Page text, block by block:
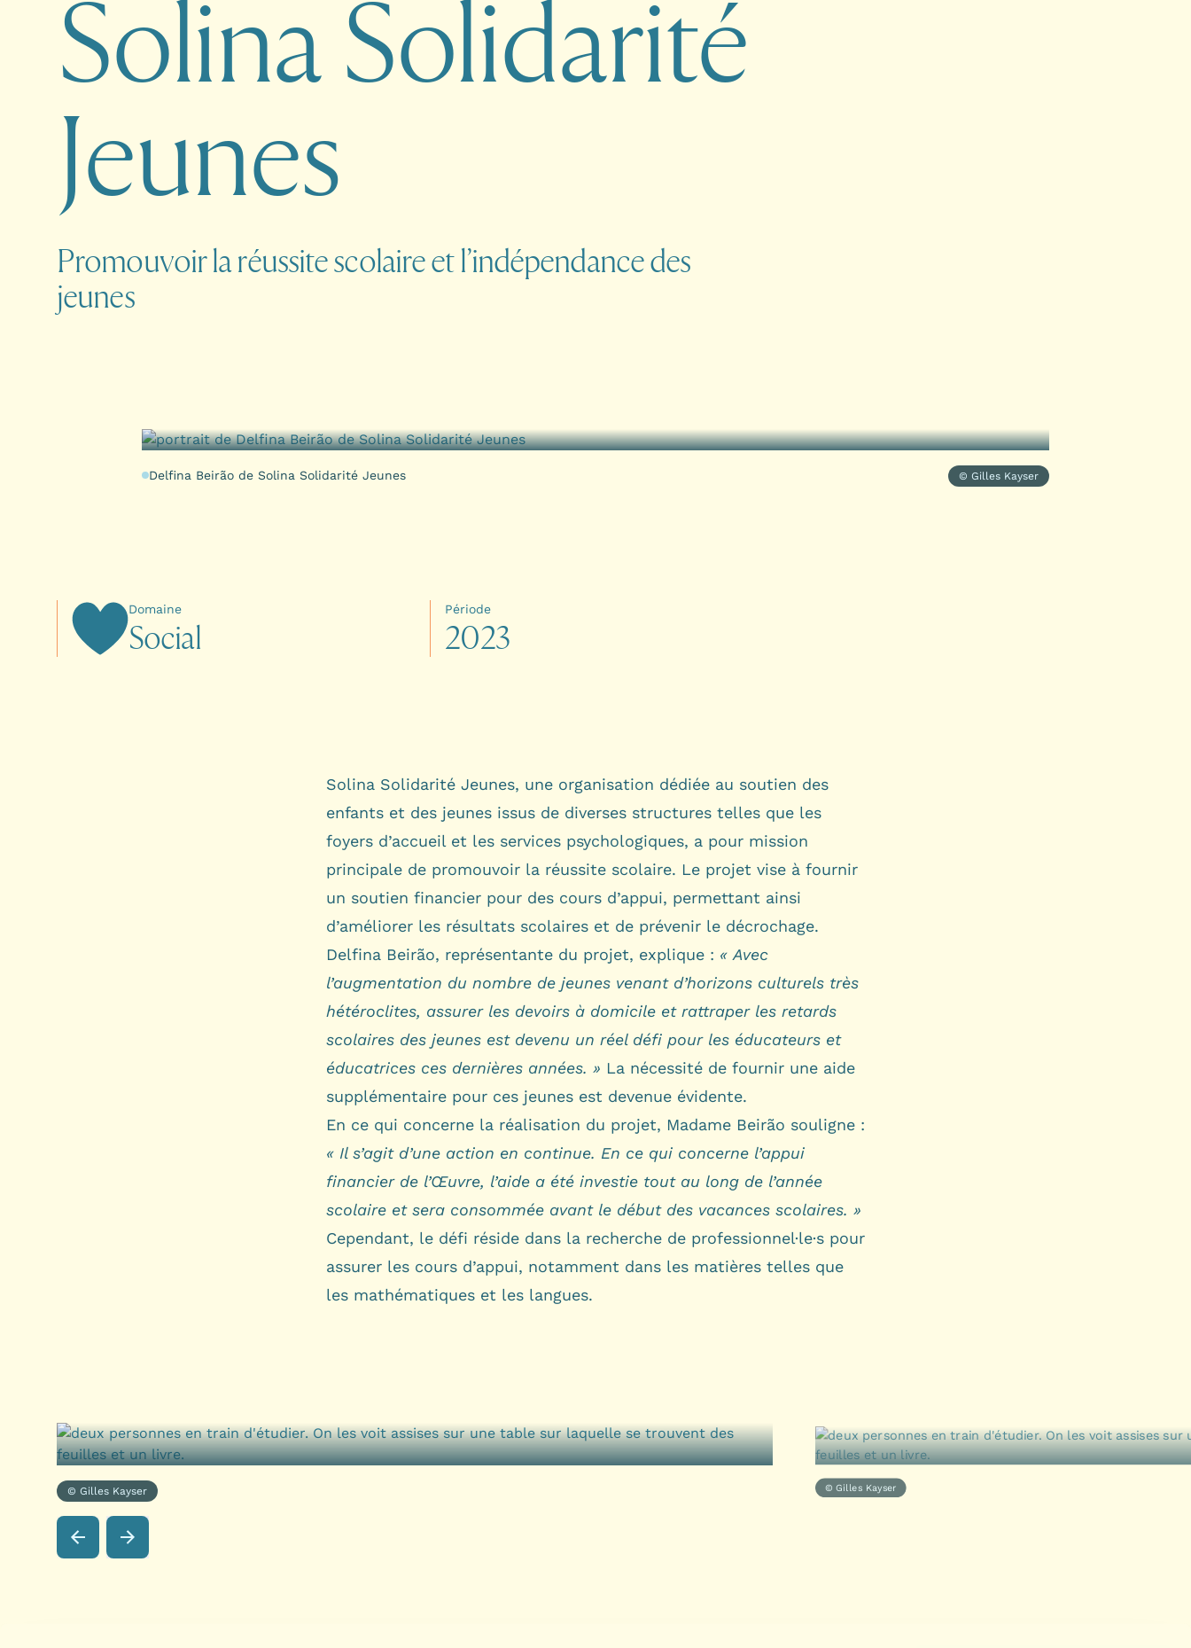
SolinaSolidarité
Jeunes
Promouvoir la réussite scolaire et l’indépendance des
jeunes
Delfina Beirão de Solina Solidarité Jeunes © Gilles Kayser
Domaine
Social
Période
2023
Solina Solidarité Jeunes, une organisation dédiée au soutien des
enfants et des jeunes issus de diverses structures telles que les
foyers d’accueil et les services psychologiques, a pour mission
principale de promouvoir la réussite scolaire. Le projet vise à fournir
un soutien financier pour des cours d’appui, permettant ainsi
d’améliorer les résultats scolaires et de prévenir le décrochage.
Delfina Beirão, représentante du projet, explique : « Avec
l’augmentation du nombre de jeunes venant d’horizons culturels très
hétéroclites, assurer les devoirs à domicile et rattraper les retards
scolaires des jeunes est devenu un réel défi pour les éducateurs et
éducatrices ces dernières années. » La nécessité de fournir une aide
supplémentaire pour ces jeunes est devenue évidente.
En ce qui concerne la réalisation du projet, Madame Beirão souligne :
« Il s’agit d’une action en continue. En ce qui concerne l’appui
financier de l’Œuvre, l’aide a été investie tout au long de l’année
scolaire et sera consommée avant le début des vacances scolaires. »
Cependant, le défi réside dans la recherche de professionnel·le·s pour
assurer les cours d’appui, notamment dans les matières telles que
les mathématiques et les langues.
© Gilles Kayser © Gilles Kayser